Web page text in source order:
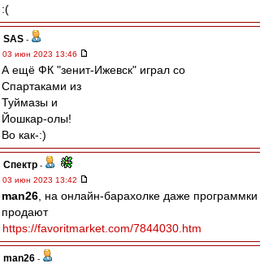
:(
SAS -
03 июн 2023 13:46
А ещё ФК "зенит-Ижевск" играл со
Спартаками из
Туймазы и
Йошкар-олы!
Во как-:)
Спектр -
03 июн 2023 13:42
man26 , на онлайн-барахолке даже программки
продают
https://favoritmarket.com/7844030.htm
man26 -